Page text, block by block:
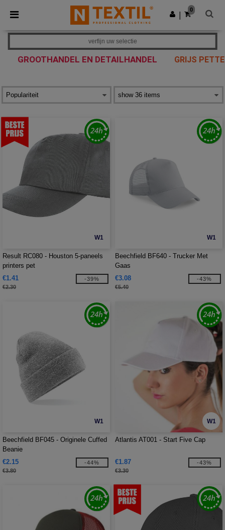
× Ntextil-app
Betere prijzen in de app!
Download app
0
GROOTHANDEL EN DETAILHANDEL GRIJS
verfijn uw selectie
W1
Result RC080 - Houston 5-paneels
printers pet
€1.41
€2.30
-39%
W1
Beechfield BF640 - Trucker Met
Gaas
€3.08
€5.40
-43%
W1
Beechfield BF045 - Originele Cuffed
Beanie
€2.15
€3.80
-44%
W1
Atlantis AT001 - Start Five Cap
€1.87
€3.30
-43%